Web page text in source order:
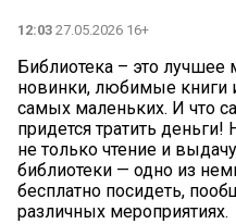
12:03 27.05.2026 16+
Библиотека – это лучшее
новинки, любимые книги
самых маленьких. И что
придется тратить
не только чтение и
библиотеки — одно из
бесплатно посидеть,
различных мероприятиях.